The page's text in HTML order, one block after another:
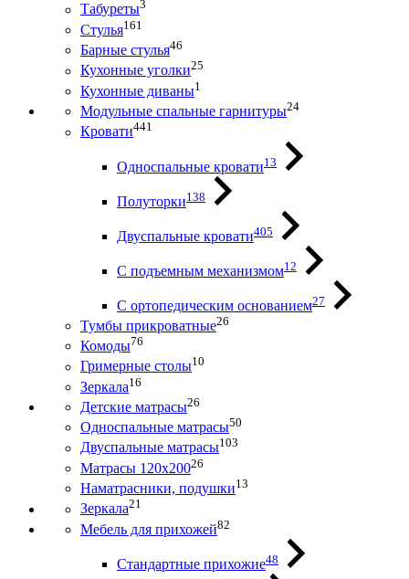
Табуреты3
Стулья161
Барные стулья46
Кухонные уголки25
Кухонные диваны1
Модульные спальные гарнитуры24
Кровати441
Односпальные кровати13
Полуторки138
Двуспальные кровати405
С подъемным механизмом12
С ортопедическим основанием27
Тумбы прикроватные26
Комоды76
Гримерные столы10
Зеркала16
Детские матрасы26
Односпальные матрасы50
Двуспальные матрасы103
Матрасы 120х20026
Наматрасники, подушки13
Зеркала21
Мебель для прихожей82
Стандартные прихожие48